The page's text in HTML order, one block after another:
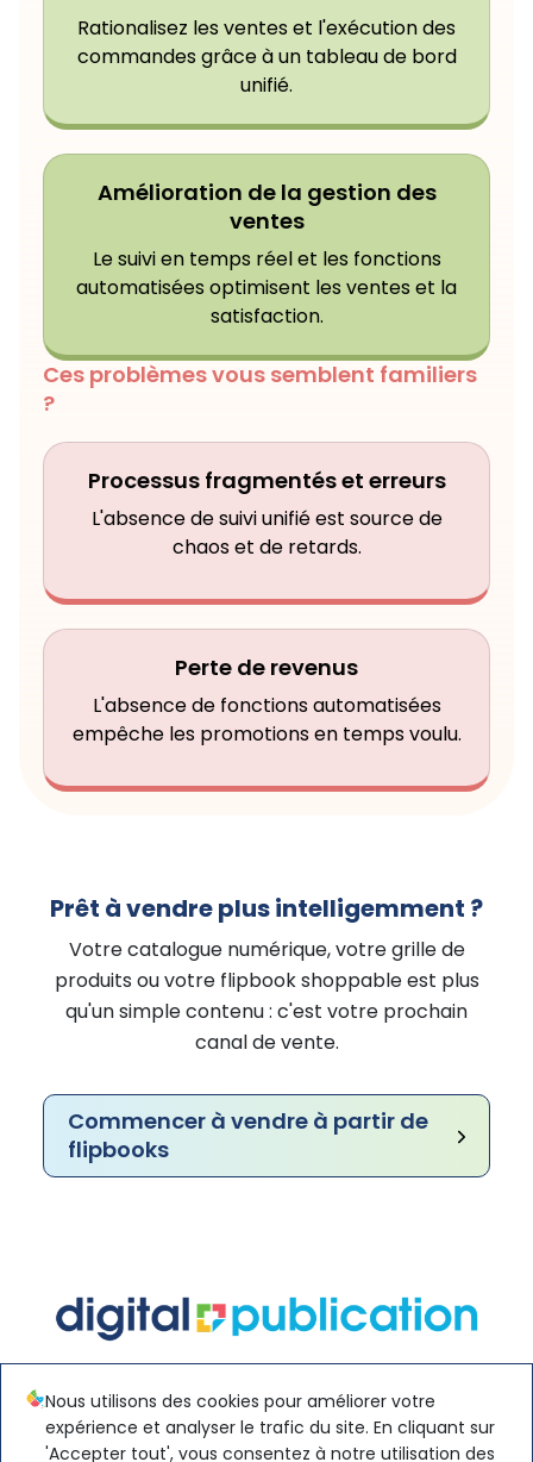
Nous utilisons des cookies pour améliorer votre
expérience et analyser le trafic du site. En cliquant sur
'Accepter tout', vous consentez à notre utilisation des
Rationalisez les ventes et l'exécution des
commandes grâce à un tableau de bord
unifié.
Amélioration de la gestion des
ventes
Le suivi en temps réel et les fonctions
automatisées optimisent les ventes et la
satisfaction.
Ces problèmes vous semblent familiers
?
Processus fragmentés et erreurs
L'absence de suivi unifié est source de
chaos et de retards.
Perte de revenus
L'absence de fonctions automatisées
empêche les promotions en temps voulu.
Prêt à vendre plus intelligemment ?
Votre catalogue numérique, votre grille de
produits ou votre flipbook shoppable est plus
qu'un simple contenu : c'est votre prochain
canal de vente.
Commencer à vendre à partir de
flipbooks
catalogue digital, catalogue interactif et
publication e-commerce, proposée par